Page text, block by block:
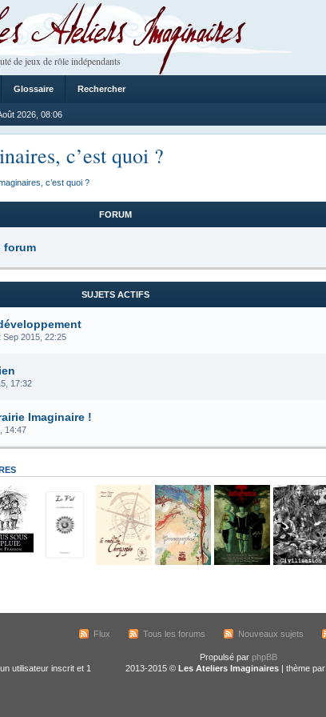
Imaginaires
de jeux de rôle indépendants
Glossaire Rechercher
2026, 08:06
c’est quoi ?
c’est quoi ?
FORUM
forum
SUJETS ACTIFS
Sep 2015, 22:25
17:32
Imaginaire !
14:47
Flux Tous les forums Nouveaux sujets
utilisateur inscrit et 1
Propulsé par phpBB
2013-2015 © Les Ateliers Imaginaires | thème par